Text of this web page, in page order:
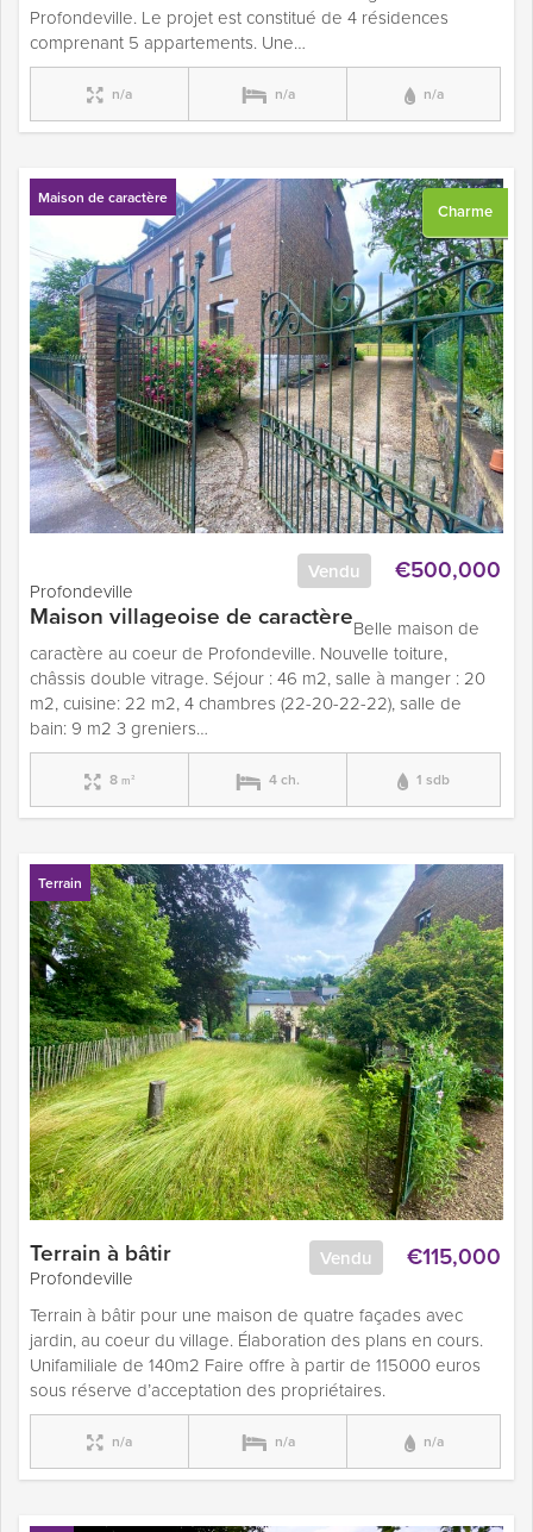
Profondeville. Le projet est constitué de 4 résidences
comprenant 5 appartements. Une…
n/a n/a n/a
Charme
Maison de caractère
€500,000
Vendu
Maison villageoise de caractère
Profondeville
Belle maison de
caractère au coeur de Profondeville. Nouvelle toiture,
châssis double vitrage. Séjour : 46 m2, salle à manger : 20
m2, cuisine: 22 m2, 4 chambres (22-20-22-22), salle de
bain: 9 m2 3 greniers…
8 m² 4 ch. 1 sdb
Terrain
€115,000
Vendu
Terrain à bâtir
Profondeville
Terrain à bâtir pour une maison de quatre façades avec
jardin, au coeur du village. Élaboration des plans en cours.
Unifamiliale de 140m2 Faire offre à partir de 115000 euros
sous réserve d’acceptation des propriétaires.
n/a n/a n/a